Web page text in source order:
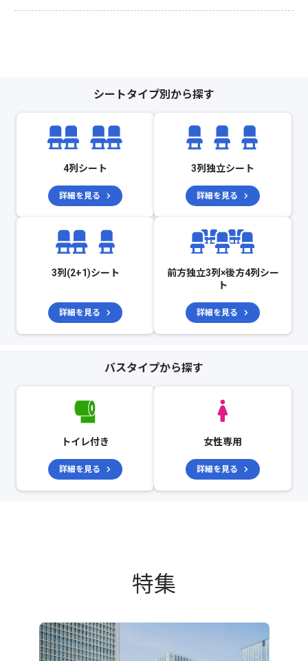
シートタイプ別から探す
4列シート
詳細を見る
3列独立シート
詳細を見る
3列(2+1)シート
詳細を見る
前方独立3列×後方4列シー
ト
詳細を見る
バスタイプから探す
トイレ付き
詳細を見る
女性専用
詳細を見る
特集